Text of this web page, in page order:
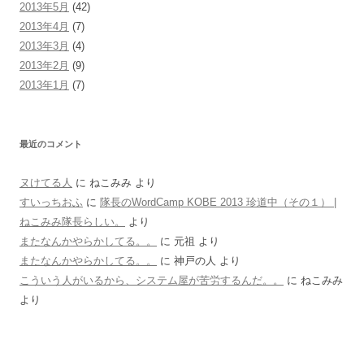
2013年5月 (42)
2013年4月 (7)
2013年3月 (4)
2013年2月 (9)
2013年1月 (7)
最近のコメント
ヌけてる人 に ねこみみ より
すいっちおふ に 隊長のWordCamp KOBE 2013 珍道中（その１） |
ねこみみ隊長らしい。
より
またなんかやらかしてる。。
に 元祖 より
またなんかやらかしてる。。
に 神戸の人 より
こういう人がいるから、システム屋が苦労するんだ。。
に ねこみみ
より